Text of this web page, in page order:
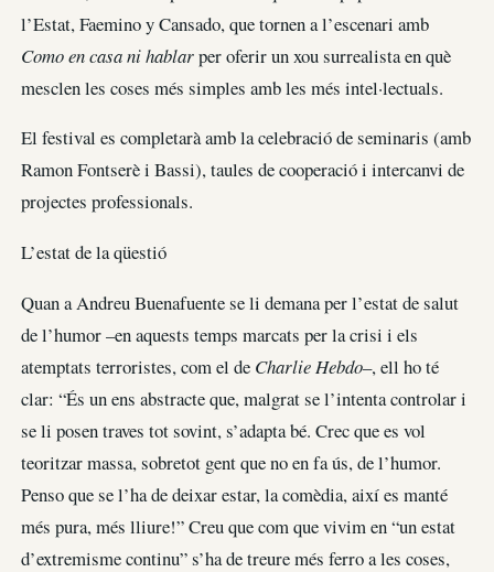
l’Estat, Faemino y Cansado, que tornen a l’escenari amb
Como en casa ni hablarper oferir un xou surrealista en què
mesclen les coses més simples amb les més intel·lectuals.
El festival es completarà amb la celebració de seminaris (amb
Ramon Fontserè i Bassi), taules de cooperació i intercanvi de
projectes professionals.
L’estat de la qüestió
Quan a Andreu Buenafuente se li demana per l’estat de salut
de l’humor –en aquests temps marcats per la crisi i els
atemptats terroristes, com el de Charlie Hebdo–, ell ho té
clar: “És un ens abstracte que, malgrat se l’intenta controlar i
se li posen traves tot sovint, s’adapta bé. Crec que es vol
teoritzar massa, sobretot gent que no en fa ús, de l’humor.
Penso que se l’ha de deixar estar, la comèdia, així es manté
més pura, més lliure!” Creu que com que vivim en “un estat
d’extremisme continu” s’ha de treure més ferro a les coses,